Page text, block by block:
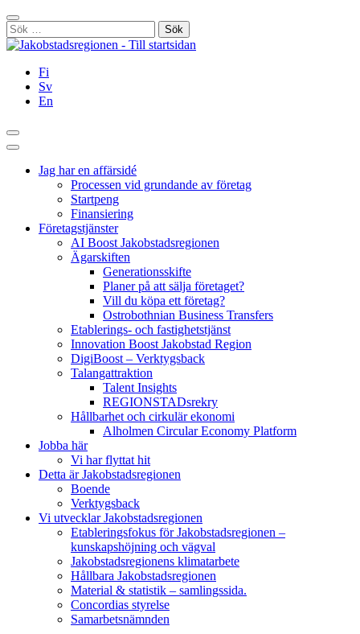
Hoppa
till
innehållet
Stäng
Sök
efter:
Fi
Sv
En
Sök
Huvudmeny
Jag har en affärsidé
Processen vid grundande av företag
Startpeng
Finansiering
Företagstjänster
AI Boost Jakobstadsregionen
Ägarskiften
Generationsskifte
Planer på att sälja företaget?
Vill du köpa ett företag?
Ostrobothnian Business Transfers
Etablerings- och fastighetstjänst
Innovation Boost Jakobstad Region
DigiBoost – Verktygsback
Talangattraktion
Talent Insights
REGIONSTADsrekry
Hållbarhet och cirkulär ekonomi
Alholmen Circular Economy Platform
Jobba här
Vi har flyttat hit
Detta är Jakobstadsregionen
Boende
Verktygsback
Vi utvecklar Jakobstadsregionen
Etableringsfokus för Jakobstadsregionen –
kunskapshöjning och vägval
Jakobstadsregionens klimatarbete
Hållbara Jakobstadsregionen
Material & statistik – samlingssida.
Concordias styrelse
Samarbetsnämnden